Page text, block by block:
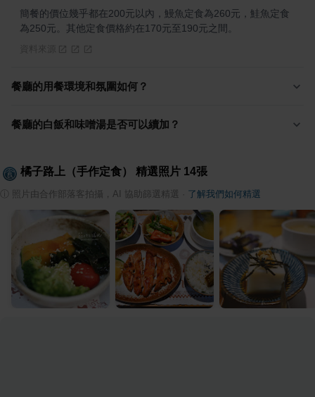
簡餐的價位幾乎都在200元以內，鰻魚定食為260元，鮭魚定食
為250元。其他定食價格約在170元至190元之間。
餐廳的用餐環境和氛圍如何？
餐廳的白飯和味噌湯是否可以續加？
橘子路上（手作定食） 精選照片 14張
照片由合作部落客拍攝，AI 協助篩選精選 了解我們如何精選